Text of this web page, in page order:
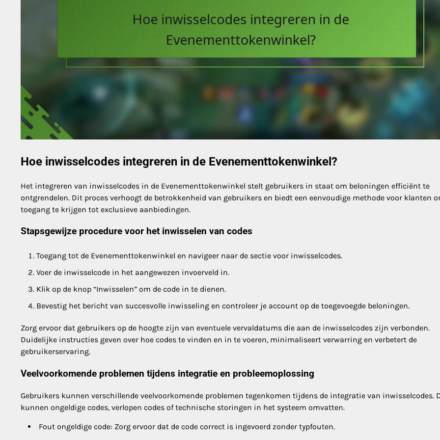
Hoe inwisselcodes integreren in de Evenementtokenwinkel?
Het integreren van inwisselcodes in de Evenementtokenwinkel stelt gebruikers in staat om beloningen efficiënt te
ontgrendelen. Dit proces verhoogt de betrokkenheid van gebruikers en biedt een eenvoudige methode voor klanten
toegang te krijgen tot exclusieve aanbiedingen.
Stapsgewijze procedure voor het inwisselen van codes
Toegang tot de Evenementtokenwinkel en navigeer naar de sectie voor inwisselcodes.
Voer de inwisselcode in het aangewezen invoerveld in.
Klik op de knop “Inwisselen” om de code in te dienen.
Bevestig het bericht van succesvolle inwisseling en controleer je account op de toegevoegde beloningen.
Zorg ervoor dat gebruikers op de hoogte zijn van eventuele vervaldatums die aan de inwisselcodes zijn verbonden.
Duidelijke instructies geven over hoe codes te vinden en in te voeren, minimaliseert verwarring en verbetert de
gebruikerservaring.
Veelvoorkomende problemen tijdens integratie en probleemoplossing
Gebruikers kunnen verschillende veelvoorkomende problemen tegenkomen tijdens de integratie van inwisselcodes.
kunnen ongeldige codes, verlopen codes of technische storingen in het systeem omvatten.
Fout ongeldige code: Zorg ervoor dat de code correct is ingevoerd zonder typfouten.